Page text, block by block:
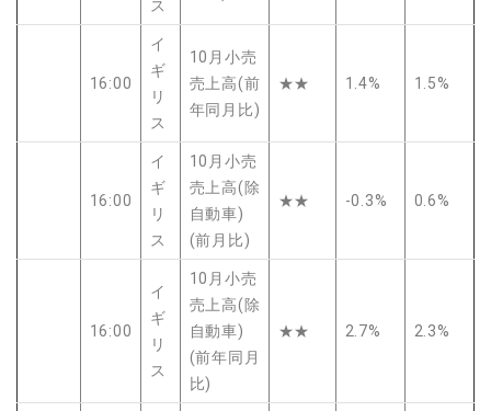
ス
16:00
イ
ギ
リ
ス
10月小売
売上高(前
年同月比)
★★ 1.4% 1.5%
16:00
イ
ギ
リ
ス
10月小売
売上高(除
自動車)
(前月比)
★★ -0.3% 0.6%
16:00
イ
ギ
リ
ス
10月小売
売上高(除
自動車)
(前年同月
比)
★★ 2.7% 2.3%